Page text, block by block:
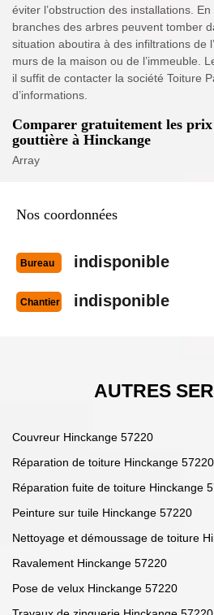
éviter l’obstruction des installations.
branches des arbres peuvent tomber
situation aboutira à des infiltrations de
murs de la maison ou de l’immeuble.
il suffit de contacter la société Toiture
d’informations.
Comparer gratuitement les prix
gouttière à Hinckange
Array
Nos coordonnées
Bureau indisponible
Chantier indisponible
AUTRES
Couvreur Hinckange 57220
Réparation de toiture Hinckange 57220
Réparation fuite de toiture Hinckange
Peinture sur tuile Hinckange 57220
Nettoyage et démoussage de toiture
Ravalement Hinckange 57220
Pose de velux Hinckange 57220